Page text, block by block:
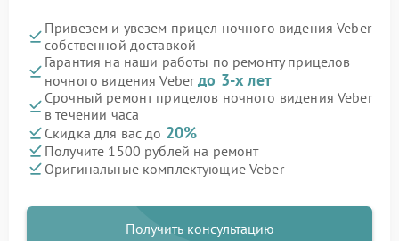
Привезем и увезем прицел ночного видения Veber
собственной доставкой
Гарантия на наши работы по ремонту прицелов
ночного видения Veberдо 3-х лет
Срочный ремонт прицелов ночного видения Veber
в течении часа
Скидка для вас до 20%
Получите 1500 рублей на ремонт
Оригинальные комплектующие Veber
Получить консультацию